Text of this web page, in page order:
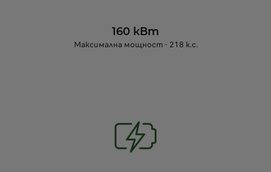
160 кВт
Максимална мощност - 218 к.с.